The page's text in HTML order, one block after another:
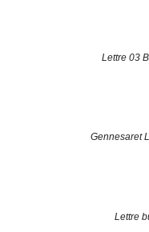
Lettre 03
Gennesaret
Lettre